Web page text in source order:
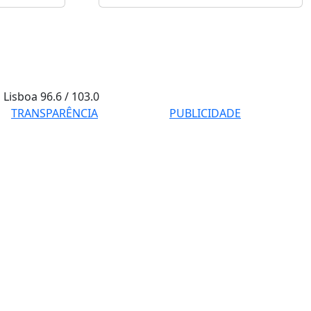
Lisboa96.6 / 103.0
TRANSPARÊNCIA
PUBLICIDADE